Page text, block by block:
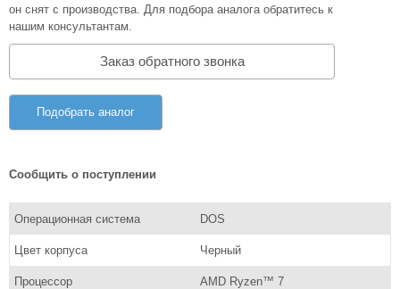
он снят с производства. Для подбора аналога обратитесь к
нашим консультантам.
Заказ обратного звонка
Подобрать аналог
Сообщить о поступлении
Операционная система DOS
Цвет корпуса Черный
Процессор AMD Ryzen™ 7